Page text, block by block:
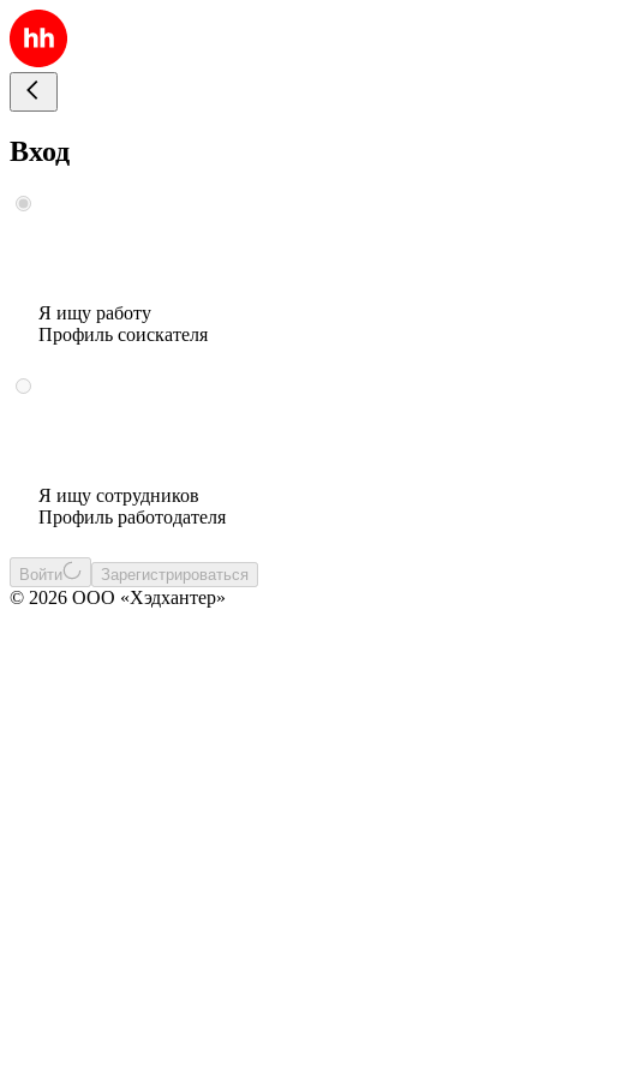
Вход
Я ищу работу
Профиль соискателя
Я ищу сотрудников
Профиль работодателя
Войти Зарегистрироваться
© 2026 ООО «Хэдхантер»